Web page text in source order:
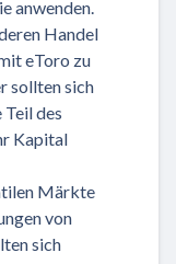
anwenden.
Handel
eToro zu
sollten sich
Teil des
Kapital
Märkte
von
sich